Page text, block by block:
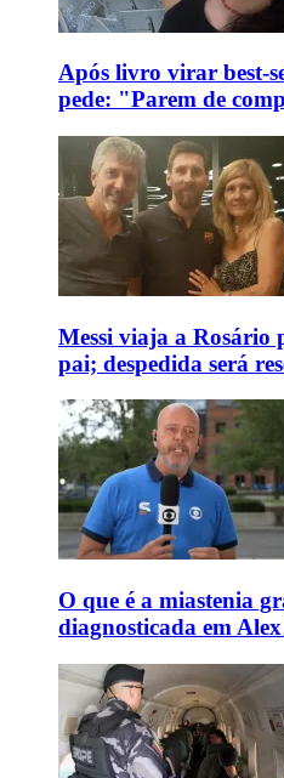
Após livro virar best-
pede: "Parem de
Messi viaja a Rosário
pai; despedida será
O que é a miastenia
diagnosticada em